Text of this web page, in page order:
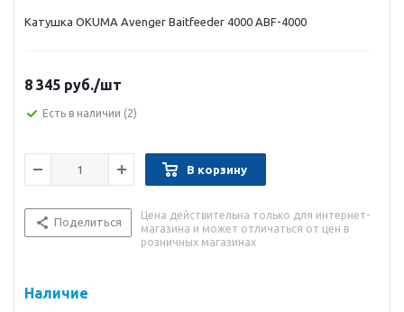
Катушка OKUMA Avenger Baitfeeder 4000 ABF-4000
8 345 руб./шт
Есть в наличии (2)
В корзину
Поделиться
Цена действительна только для интернет-
магазина и может отличаться от цен в
розничных магазинах
Наличие